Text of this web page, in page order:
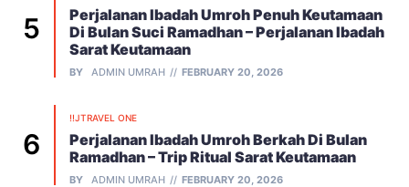
Perjalanan Ibadah Umroh Penuh Keutamaan
Di Bulan Suci Ramadhan – Perjalanan Ibadah
Sarat Keutamaan
BY ADMIN UMRAH FEBRUARY 20, 2026
!!JTRAVEL ONE
Perjalanan Ibadah Umroh Berkah Di Bulan
Ramadhan – Trip Ritual Sarat Keutamaan
BY ADMIN UMRAH FEBRUARY 20, 2026